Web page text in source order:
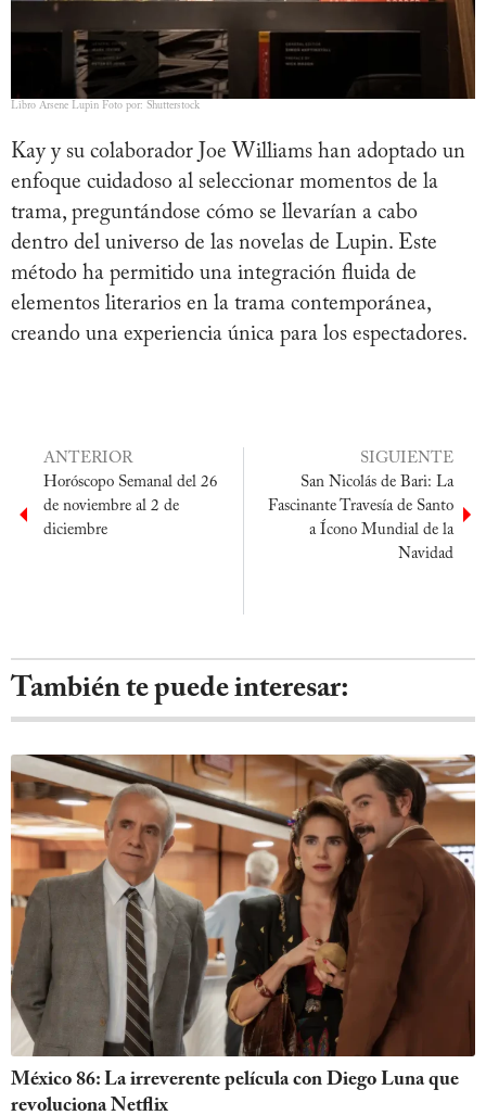
Libro Arsene Lupin Foto por: Shutterstock
Kay y su colaborador Joe Williams han adoptado un
enfoque cuidadoso al seleccionar momentos de la
trama, preguntándose cómo se llevarían a cabo
dentro del universo de las novelas de Lupin. Este
método ha permitido una integración fluida de
elementos literarios en la trama contemporánea,
creando una experiencia única para los espectadores.
ANTERIOR
Horóscopo Semanal del 26
de noviembre al 2 de
diciembre
SIGUIENTE
San Nicolás de Bari: La
Fascinante Travesía de Santo
a Ícono Mundial de la
Navidad
También te puede interesar:
México 86: La irreverente película con Diego Luna que
revoluciona Netflix